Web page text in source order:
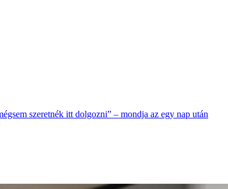
szeretnék itt dolgozni” – mondja az egy nap után